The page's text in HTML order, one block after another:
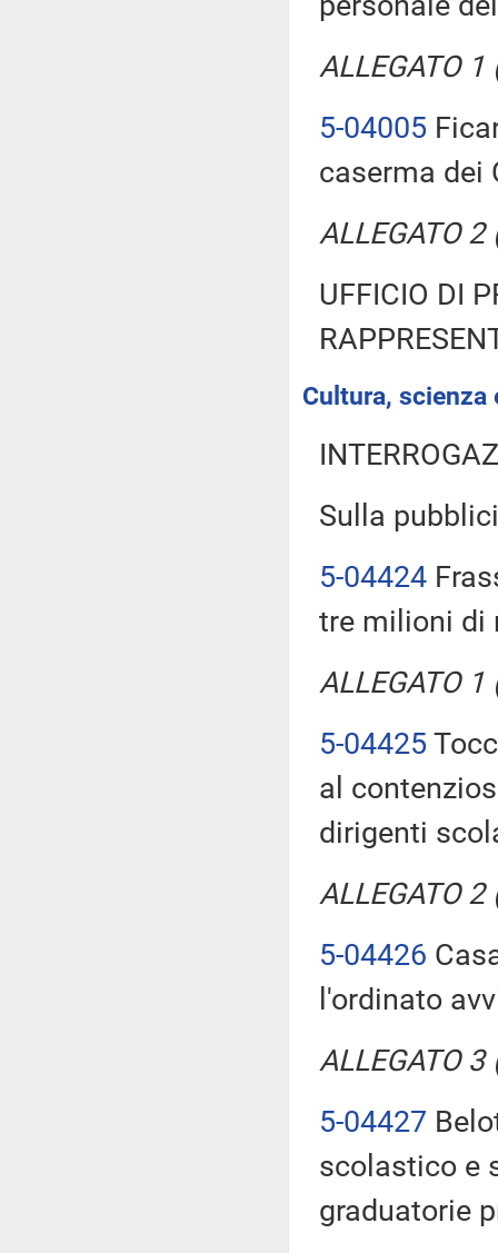
ALLEGATO
5-04005
caserma dei
ALLEGATO
UFFICIO DI
Cultura,
Sulla
5-04424
tre milioni di
ALLEGATO
5-04425
al
dirigenti
ALLEGATO
5-04426
l'ordinato
ALLEGATO
5-04427
scolastico e
graduatorie